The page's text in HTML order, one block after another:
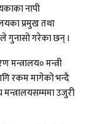
नापी
प्रमुख तथा
गुनासो गरेका छन् ।
मन्त्रालय० मन्त्री
रकम मागेको भन्दै
उजुरी